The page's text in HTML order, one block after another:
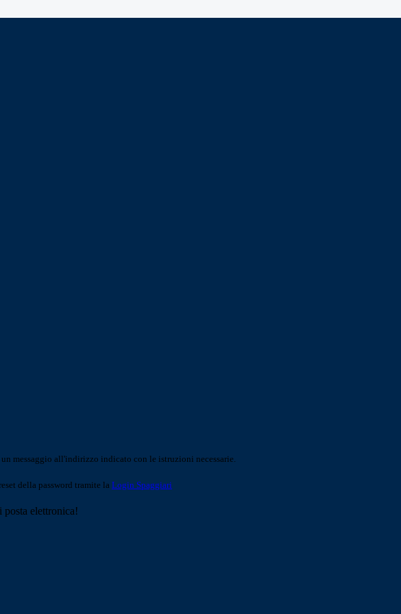
messaggio all'indirizzo indicato con le istruzioni necessarie.
della password tramite la Login Spaggiari
posta elettronica!